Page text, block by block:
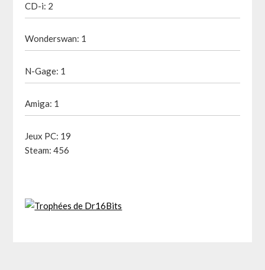
CD-i: 2
Wonderswan: 1
N-Gage: 1
Amiga: 1
Jeux PC: 19
Steam: 456